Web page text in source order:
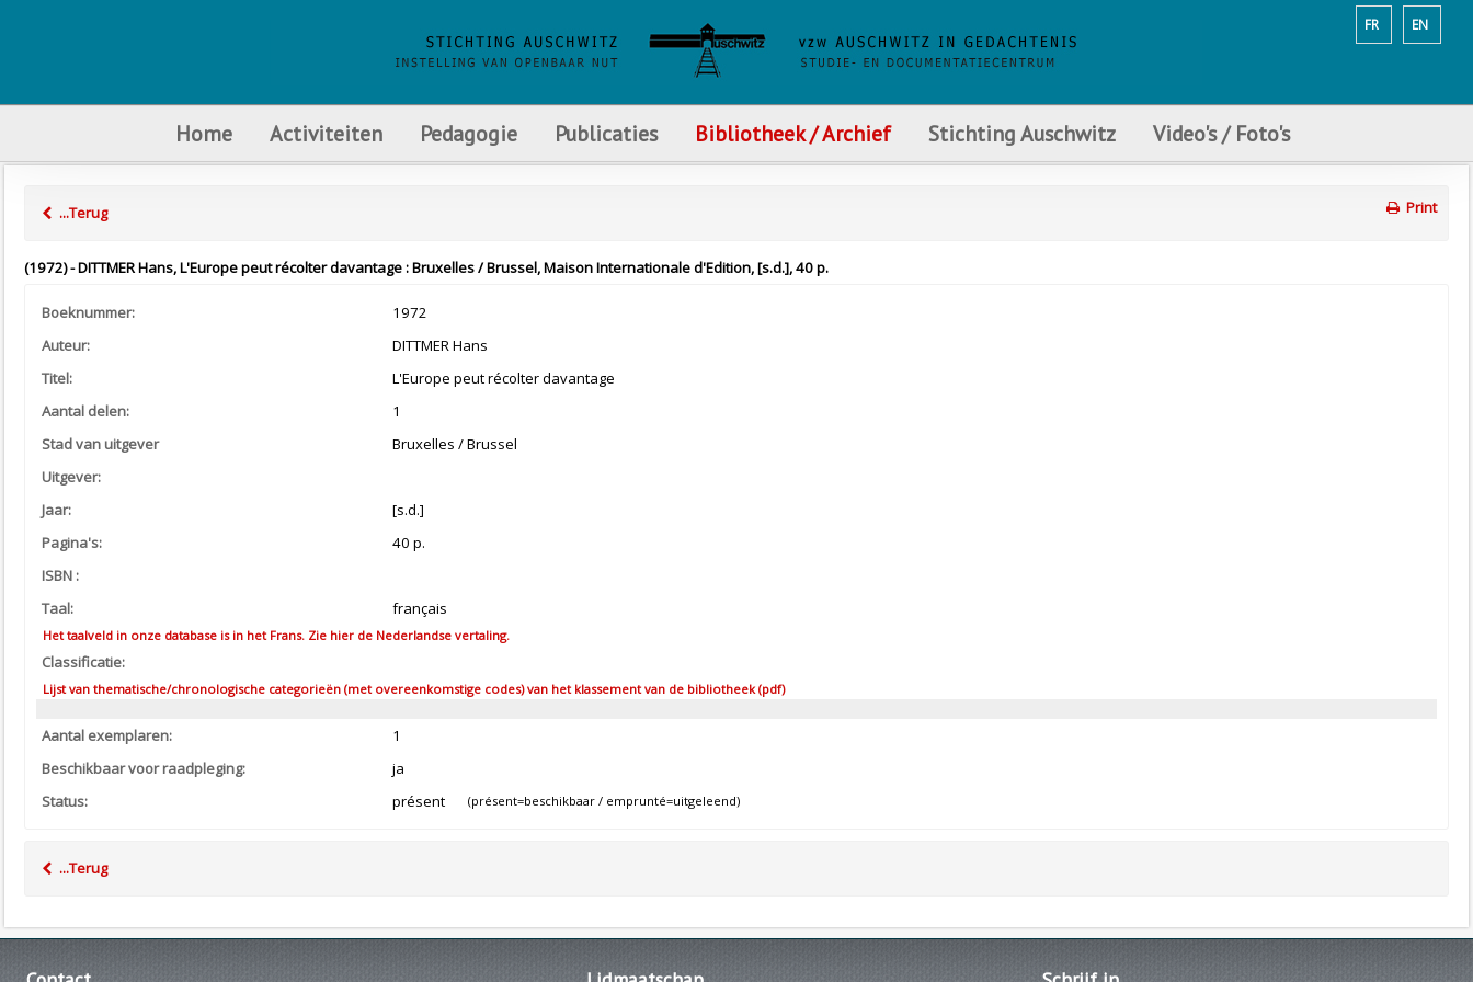
EN
FR
Home Activiteiten Pedagogie Publicaties Bibliotheek / Archief Stichting Auschwitz Video's / Foto's
...Terug Print
(1972) - DITTMER Hans, L'Europe peut récolter davantage : Bruxelles / Brussel, Maison Internationale d'Edition, [s.d.], 40 p.
Boeknummer:
1972
Auteur:
DITTMER Hans
Titel:
L'Europe peut récolter davantage
Aantal delen:
1
Stad van uitgever
Bruxelles / Brussel
Uitgever:
Jaar:
[s.d.]
Pagina's:
40 p.
ISBN :
Taal:
français
Het taalveld in onze database is in het Frans. Zie hier de Nederlandse vertaling.
Classificatie:
Lijst van thematische/chronologische categorieën (met overeenkomstige codes) van het klassement van de bibliotheek (pdf)
Aantal exemplaren:
1
Beschikbaar voor raadpleging:
ja
Status:
présent (présent=beschikbaar / emprunté=uitgeleend)
...Terug